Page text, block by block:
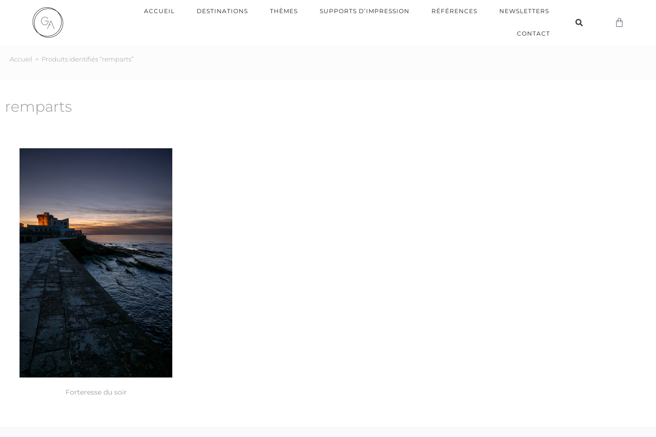
ACCUEIL DESTINATIONS THÈMES SUPPORTS D’IMPRESSION RÉFÉRENCES NEWSLETTERS
CONTACT
Accueil > Produits identifiés “remparts”
remparts
Forteresse du soir